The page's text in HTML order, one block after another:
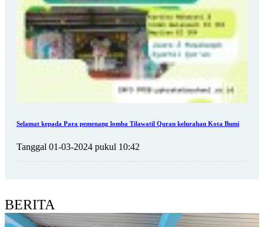
Selamat kepada Para pemenang lomba Tilawatil Quran kelurahan Kota Bumi
Tanggal 01-03-2024 pukul 10:42
BERITA